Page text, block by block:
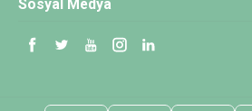
Sosyal Medya